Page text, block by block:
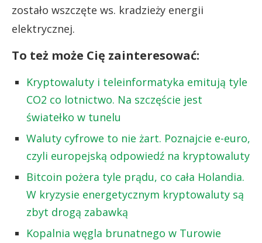
zostało wszczęte ws. kradzieży energii
elektrycznej.
To też może Cię zainteresować:
Kryptowaluty i teleinformatyka emitują tyle
CO2 co lotnictwo. Na szczęście jest
światełko w tunelu
Waluty cyfrowe to nie żart. Poznajcie e-euro,
czyli europejską odpowiedź na kryptowaluty
Bitcoin pożera tyle prądu, co cała Holandia.
W kryzysie energetycznym kryptowaluty są
zbyt drogą zabawką
Kopalnia węgla brunatnego w Turowie